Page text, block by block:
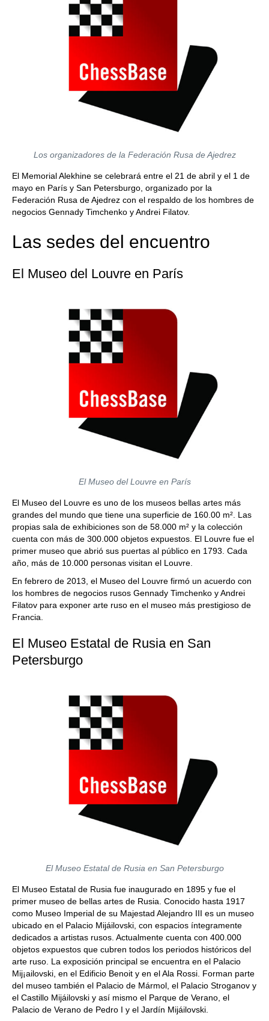
Los organizadores de la Federación Rusa de Ajedrez
El Memorial Alekhine se celebrará entre el 21 de abril y el 1 de
mayo en París y San Petersburgo, organizado por la
Federación Rusa de Ajedrez con el respaldo de los hombres de
negocios Gennady Timchenko y Andrei Filatov.
Las sedes del encuentro
El Museo del Louvre en París
El Museo del Louvre en París
El Museo del Louvre es uno de los museos bellas artes más
grandes del mundo que tiene una superficie de 160.00 m². Las
propias sala de exhibiciones son de 58.000 m² y la colección
cuenta con más de 300.000 objetos expuestos. El Louvre fue el
primer museo que abrió sus puertas al público en 1793. Cada
año, más de 10.000 personas visitan el Louvre.
En febrero de 2013, el Museo del Louvre firmó un acuerdo con
los hombres de negocios rusos Gennady Timchenko y Andrei
Filatov para exponer arte ruso en el museo más prestigioso de
Francia.
El Museo Estatal de Rusia en San
Petersburgo
El Museo Estatal de Rusia en San Petersburgo
El Museo Estatal de Rusia fue inaugurado en 1895 y fue el
primer museo de bellas artes de Rusia. Conocido hasta 1917
como Museo Imperial de su Majestad Alejandro III es un museo
ubicado en el Palacio Mijáilovski, con espacios íntegramente
dedicados a artistas rusos. Actualmente cuenta con 400.000
objetos expuestos que cubren todos los periodos históricos del
arte ruso. La exposición principal se encuentra en el Palacio
Mij¡ailovski, en el Edificio Benoit y en el Ala Rossi. Forman parte
del museo también el Palacio de Mármol, el Palacio Stroganov y
el Castillo Mijáilovski y así mismo el Parque de Verano, el
Palacio de Verano de Pedro I y el Jardín Mijáilovski.